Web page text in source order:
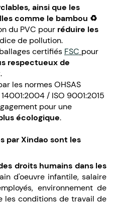
ainsi que les
comme le bambou ♻️
du PVC pour réduire les
de pollution.
certifiés FSC pour
respectueux de
.
les normes OHSAS
/ ISO 9001:2015
pour une
écologique.
par Xindao sont les
droits humains dans les
d'oeuvre infantile, salaire
environnement de
les conditions de travail de